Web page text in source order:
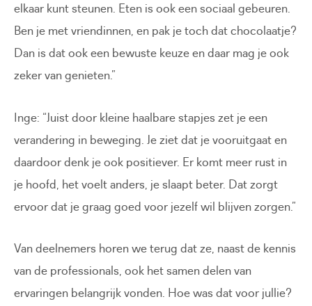
elkaar kunt steunen. Eten is ook een sociaal gebeuren.
Ben je met vriendinnen, en pak je toch dat chocolaatje?
Dan is dat ook een bewuste keuze en daar mag je ook
zeker van genieten.”
Inge: “Juist door kleine haalbare stapjes zet je een
verandering in beweging. Je ziet dat je vooruitgaat en
daardoor denk je ook positiever. Er komt meer rust in
je hoofd, het voelt anders, je slaapt beter. Dat zorgt
ervoor dat je graag goed voor jezelf wil blijven zorgen.”
Van deelnemers horen we terug dat ze, naast de kennis
van de professionals, ook het samen delen van
ervaringen belangrijk vonden. Hoe was dat voor jullie?